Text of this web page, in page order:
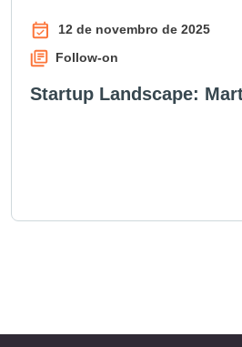
12 de novembro de 2025
Follow-on
Startup Landscape: